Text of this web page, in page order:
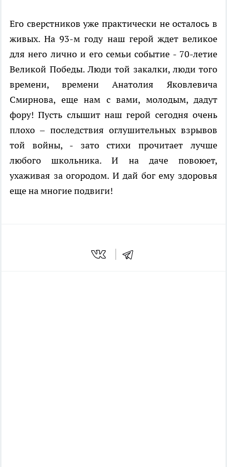
Его сверстников уже практически не осталось в
живых. На 93-м году наш герой ждет великое
для него лично и его семьи событие - 70-летие
Великой Победы. Люди той закалки, люди того
времени, времени Анатолия Яковлевича
Смирнова, еще нам с вами, молодым, дадут
фору! Пусть слышит наш герой сегодня очень
плохо – последствия оглушительных взрывов
той войны, - зато стихи прочитает лучше
любого школьника. И на даче повоюет,
ухаживая за огородом. И дай бог ему здоровья
еще на многие подвиги!